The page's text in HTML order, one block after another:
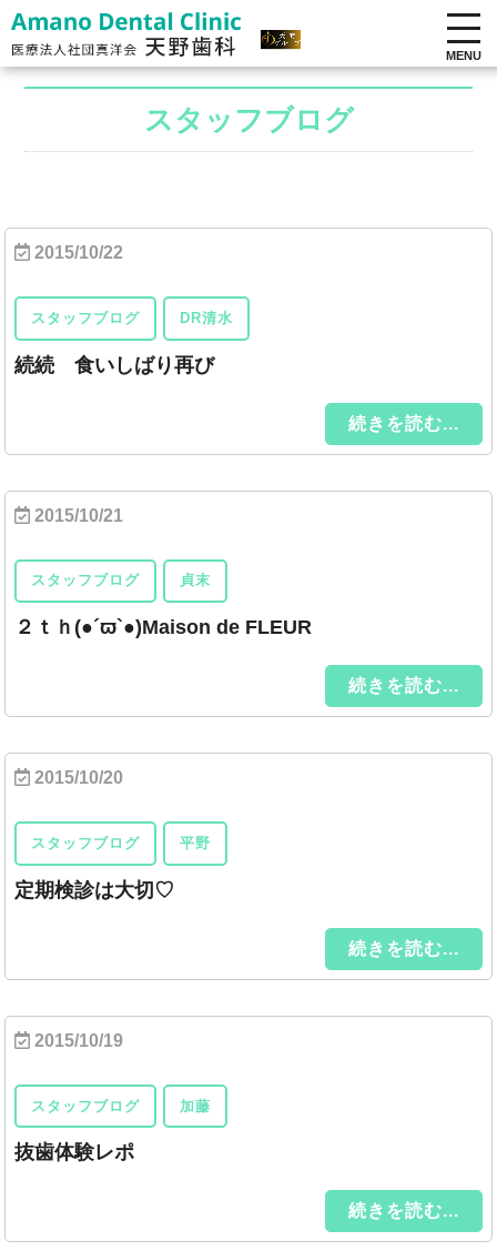
MENU
スタッフブログ
2015/10/22
スタッフブログ DR清水
続続 食いしばり再び
続きを読む...
2015/10/21
スタッフブログ 貞末
２ｔｈ(●´ϖ`●)Maison de FLEUR
続きを読む...
2015/10/20
スタッフブログ 平野
定期検診は大切♡
続きを読む...
2015/10/19
スタッフブログ 加藤
抜歯体験レポ
続きを読む...